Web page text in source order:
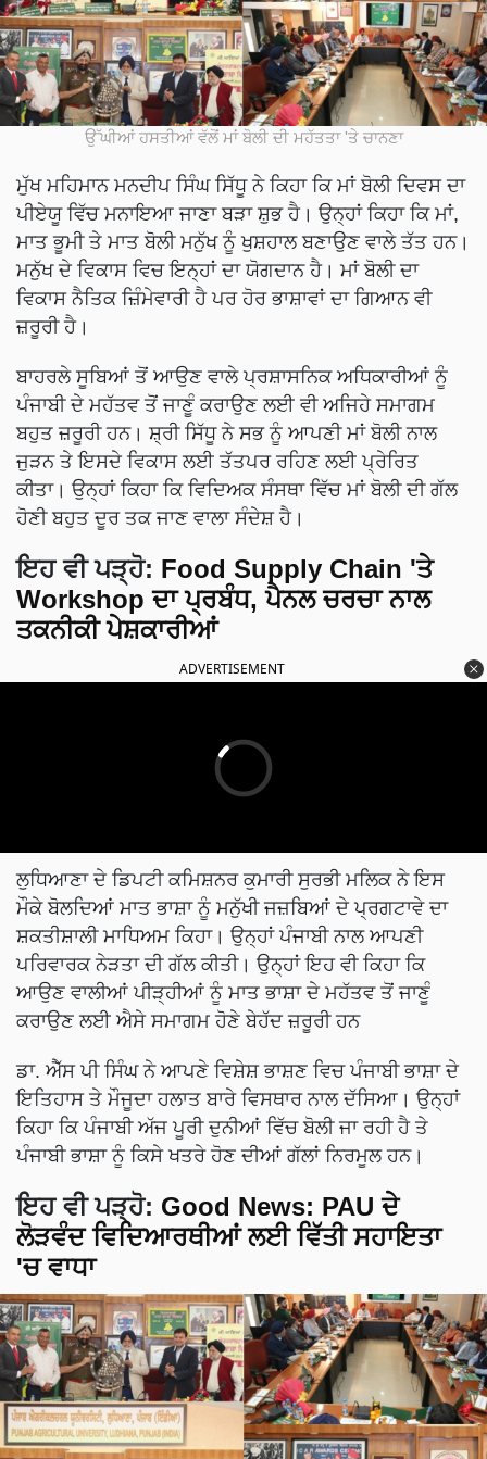
ਉੱਘੀਆਂ ਹਸਤੀਆਂ ਵੱਲੋਂ ਮਾਂ ਬੋਲੀ ਦੀ ਮਹੱਤਤਾ 'ਤੇ ਚਾਨਣਾ
ਮੁੱਖ ਮਹਿਮਾਨ ਮਨਦੀਪ ਸਿੰਘ ਸਿੱਧੂ ਨੇ ਕਿਹਾ ਕਿ ਮਾਂ ਬੋਲੀ ਦਿਵਸ ਦਾ
ਪੀਏਯੂ ਵਿੱਚ ਮਨਾਇਆ ਜਾਣਾ ਬੜਾ ਸ਼ੁਭ ਹੈ। ਉਨ੍ਹਾਂ ਕਿਹਾ ਕਿ ਮਾਂ,
ਮਾਤ ਭੂਮੀ ਤੇ ਮਾਤ ਬੋਲੀ ਮਨੁੱਖ ਨੂੰ ਖੁਸ਼ਹਾਲ ਬਣਾਉਣ ਵਾਲੇ ਤੱਤ ਹਨ।
ਮਨੁੱਖ ਦੇ ਵਿਕਾਸ ਵਿਚ ਇਨ੍ਹਾਂ ਦਾ ਯੋਗਦਾਨ ਹੈ। ਮਾਂ ਬੋਲੀ ਦਾ
ਵਿਕਾਸ ਨੈਤਿਕ ਜ਼ਿੰਮੇਵਾਰੀ ਹੈ ਪਰ ਹੋਰ ਭਾਸ਼ਾਵਾਂ ਦਾ ਗਿਆਨ ਵੀ
ਜ਼ਰੂਰੀ ਹੈ।
ਬਾਹਰਲੇ ਸੂਬਿਆਂ ਤੋਂ ਆਉਣ ਵਾਲੇ ਪ੍ਰਸ਼ਾਸਨਿਕ ਅਧਿਕਾਰੀਆਂ ਨੂੰ
ਪੰਜਾਬੀ ਦੇ ਮਹੱਤਵ ਤੋਂ ਜਾਣੂੰ ਕਰਾਉਣ ਲਈ ਵੀ ਅਜਿਹੇ ਸਮਾਗਮ
ਬਹੁਤ ਜ਼ਰੂਰੀ ਹਨ। ਸ਼੍ਰੀ ਸਿੱਧੂ ਨੇ ਸਭ ਨੂੰ ਆਪਣੀ ਮਾਂ ਬੋਲੀ ਨਾਲ
ਜੁੜਨ ਤੇ ਇਸਦੇ ਵਿਕਾਸ ਲਈ ਤੱਤਪਰ ਰਹਿਣ ਲਈ ਪ੍ਰੇਰਿਤ
ਕੀਤਾ। ਉਨ੍ਹਾਂ ਕਿਹਾ ਕਿ ਵਿਦਿਅਕ ਸੰਸਥਾ ਵਿੱਚ ਮਾਂ ਬੋਲੀ ਦੀ ਗੱਲ
ਹੋਣੀ ਬਹੁਤ ਦੂਰ ਤਕ ਜਾਣ ਵਾਲਾ ਸੰਦੇਸ਼ ਹੈ।
ਇਹ ਵੀ ਪੜ੍ਹੋ: Food Supply Chain 'ਤੇ
Workshop ਦਾ ਪ੍ਰਬੰਧ, ਪੈਨਲ ਚਰਚਾ ਨਾਲ
ਤਕਨੀਕੀ ਪੇਸ਼ਕਾਰੀਆਂ
ADVERTISEMENT
ਲੁਧਿਆਣਾ ਦੇ ਡਿਪਟੀ ਕਮਿਸ਼ਨਰ ਕੁਮਾਰੀ ਸੁਰਭੀ ਮਲਿਕ ਨੇ ਇਸ
ਮੌਕੇ ਬੋਲਦਿਆਂ ਮਾਤ ਭਾਸ਼ਾ ਨੂੰ ਮਨੁੱਖੀ ਜਜ਼ਬਿਆਂ ਦੇ ਪ੍ਰਗਟਾਵੇ ਦਾ
ਸ਼ਕਤੀਸ਼ਾਲੀ ਮਾਧਿਅਮ ਕਿਹਾ। ਉਨ੍ਹਾਂ ਪੰਜਾਬੀ ਨਾਲ ਆਪਣੀ
ਪਰਿਵਾਰਕ ਨੇੜਤਾ ਦੀ ਗੱਲ ਕੀਤੀ। ਉਨ੍ਹਾਂ ਇਹ ਵੀ ਕਿਹਾ ਕਿ
ਆਉਣ ਵਾਲੀਆਂ ਪੀੜ੍ਹੀਆਂ ਨੂੰ ਮਾਤ ਭਾਸ਼ਾ ਦੇ ਮਹੱਤਵ ਤੋਂ ਜਾਣੂੰ
ਕਰਾਉਣ ਲਈ ਐਸੇ ਸਮਾਗਮ ਹੋਣੇ ਬੇਹੱਦ ਜ਼ਰੂਰੀ ਹਨ
ਡਾ. ਐੱਸ ਪੀ ਸਿੰਘ ਨੇ ਆਪਣੇ ਵਿਸ਼ੇਸ਼ ਭਾਸ਼ਣ ਵਿਚ ਪੰਜਾਬੀ ਭਾਸ਼ਾ ਦੇ
ਇਤਿਹਾਸ ਤੇ ਮੌਜੂਦਾ ਹਲਾਤ ਬਾਰੇ ਵਿਸਥਾਰ ਨਾਲ ਦੱਸਿਆ। ਉਨ੍ਹਾਂ
ਕਿਹਾ ਕਿ ਪੰਜਾਬੀ ਅੱਜ ਪੂਰੀ ਦੁਨੀਆਂ ਵਿੱਚ ਬੋਲੀ ਜਾ ਰਹੀ ਹੈ ਤੇ
ਪੰਜਾਬੀ ਭਾਸ਼ਾ ਨੂੰ ਕਿਸੇ ਖਤਰੇ ਹੋਣ ਦੀਆਂ ਗੱਲਾਂ ਨਿਰਮੂਲ ਹਨ।
ਇਹ ਵੀ ਪੜ੍ਹੋ: Good News: PAU ਦੇ
ਲੋੜਵੰਦ ਵਿਦਿਆਰਥੀਆਂ ਲਈ ਵਿੱਤੀ ਸਹਾਇਤਾ
'ਚ ਵਾਧਾ